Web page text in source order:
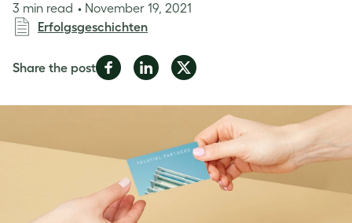
3 min read
November 19, 2021
Erfolgsgeschichten
Share the postShare
Facebook
Share
LinkedIn
Share
Twitter